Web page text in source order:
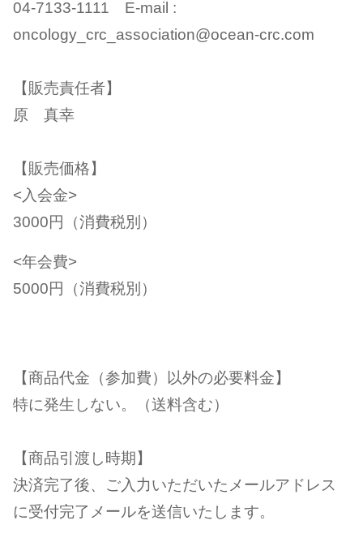
04-7133-1111 E-mail :
oncology_crc_association@ocean-crc.com
【販売責任者】
原 真幸
【販売価格】
<入会金>
3000円（消費税別）
<年会費>
5000円（消費税別）
【商品代金（参加費）以外の必要料金】
特に発生しない。（送料含む）
【商品引渡し時期】
決済完了後、ご入力いただいたメールアドレス
に受付完了メールを送信いたします。